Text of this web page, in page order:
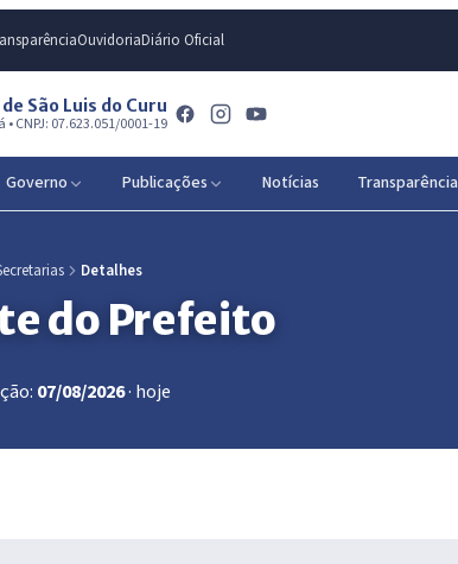
OuvidoriaDiário Oficial
São Luis do Curu
• CNPJ: 07.623.051/0001-19
Governo Publicações Notícias Transparência
Detalhes
do Prefeito
07/08/2026· hoje